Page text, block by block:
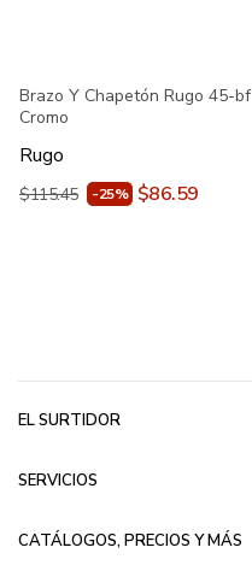
Brazo Y Chapetón Rugo 45-bf
Cromo
Rugo
$115.45 -25% $86.59
EL SURTIDOR
SERVICIOS
CATÁLOGOS, PRECIOS Y MÁS